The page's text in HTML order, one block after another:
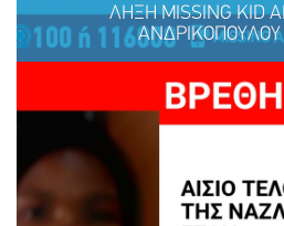
ΛΗΞΗ MISSING KID